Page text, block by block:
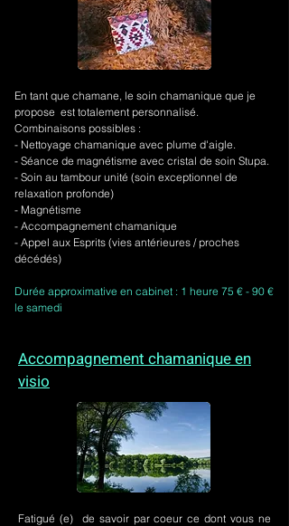
En tant que chamane, le soin chamanique que je
propose est totalement personnalisé.
Combinaisons possibles :
- Nettoyage chamanique avec plume d'aigle.
- Séance de magnétisme avec cristal de soin Stupa.
- Soin au tambour unité (soin exceptionnel de
relaxation profonde)
- Magnétisme
- Accompagnement chamanique
- Appel aux Esprits (vies antérieures / proches
décédés)
Durée approximative en cabinet : 1 heure 75 € - 90 €
le samedi
Accompagnement chamanique en
visio
Fatigué (e) de savoir par coeur ce dont vous ne